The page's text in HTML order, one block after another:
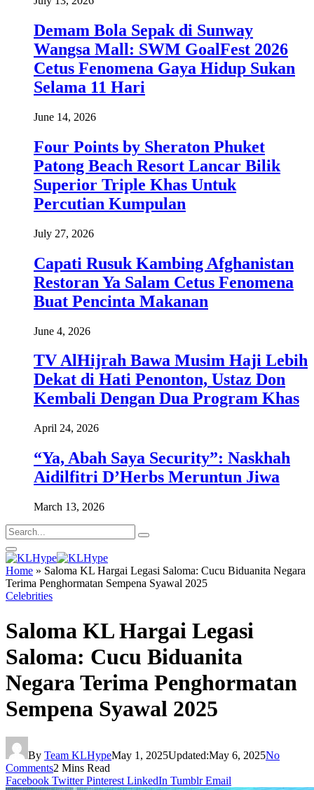
Demam Bola Sepak di Sunway
Wangsa Mall: SWM GoalFest 2026
Cetus Fenomena Gaya Hidup Sukan
Selama 11 Hari
June 14, 2026
Four Points by Sheraton Phuket
Patong Beach Resort Lancar Bilik
Superior Triple Khas Untuk
Percutian Kumpulan
July 27, 2026
Capati Rusuk Kambing Afghanistan
Restoran Ya Salam Cetus Fenomena
Buat Pencinta Makanan
June 4, 2026
TV AlHijrah Bawa Musim Haji Lebih
Dekat di Hati Penonton, Ustaz Don
Kembali Dengan Dua Program Khas
April 24, 2026
“Ya, Abah Saya Security”: Naskhah
Aidilfitri D’Herbs Meruntun Jiwa
March 13, 2026
Home » Saloma KL Hargai Legasi Saloma: Cucu Biduanita Negara
Terima Penghormatan Sempena Syawal 2025
Celebrities
Saloma KL Hargai Legasi
Saloma: Cucu Biduanita
Negara Terima Penghormatan
Sempena Syawal 2025
By Team KLHypeMay 1, 2025Updated:May 6, 2025No
Comments2 Mins Read
Facebook Twitter Pinterest LinkedIn Tumblr Email